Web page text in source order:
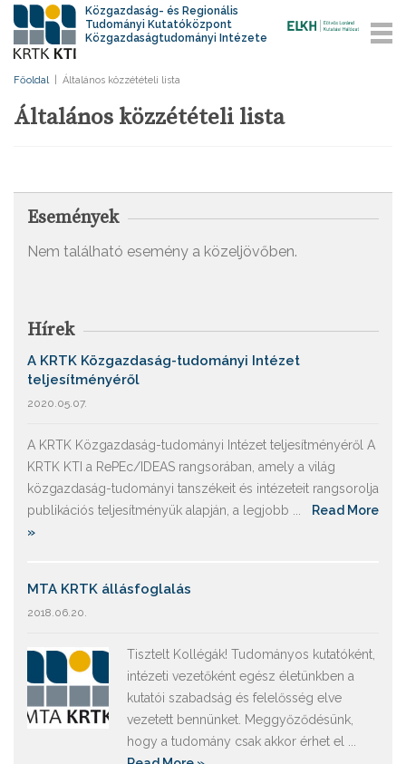
Közgazdaság- és Regionális
Tudományi Kutatóközpont
Közgazdaságtudományi Intézete
Főoldal Általános közzétételi lista
Általános közzétételi lista
Események
Nem található esemény a közeljövőben.
Hírek
A KRTK Közgazdaság-tudományi Intézet
teljesítményéről
2020.05.07.
A KRTK Közgazdaság-tudományi Intézet teljesítményéről A
KRTK KTI a RePEc/IDEAS rangsorában, amely a világ
közgazdaság-tudományi tanszékeit és intézeteit rangsorolja
publikációs teljesítményük alapján, a legjobb ...
Read More
»
MTA KRTK állásfoglalás
2018.06.20.
Tisztelt Kollégák! Tudományos kutatóként,
intézeti vezetőként egész életünkben a
kutatói szabadság és felelősség elve
vezetett bennünket. Meggyőződésünk,
hogy a tudomány csak akkor érhet el ...